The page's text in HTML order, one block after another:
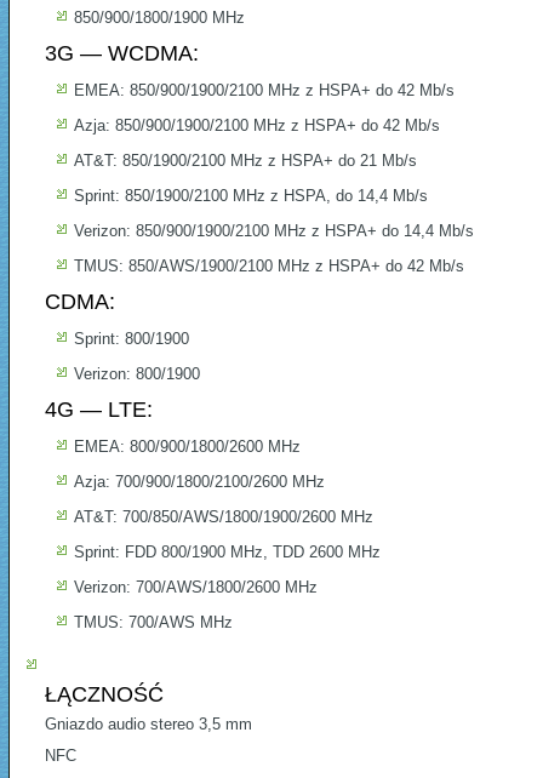
850/900/1800/1900 MHz
3G — WCDMA:
EMEA: 850/900/1900/2100 MHz z HSPA+ do 42 Mb/s
Azja: 850/900/1900/2100 MHz z HSPA+ do 42 Mb/s
AT&T: 850/1900/2100 MHz z HSPA+ do 21 Mb/s
Sprint: 850/1900/2100 MHz z HSPA, do 14,4 Mb/s
Verizon: 850/900/1900/2100 MHz z HSPA+ do 14,4 Mb/s
TMUS: 850/AWS/1900/2100 MHz z HSPA+ do 42 Mb/s
CDMA:
Sprint: 800/1900
Verizon: 800/1900
4G — LTE:
EMEA: 800/900/1800/2600 MHz
Azja: 700/900/1800/2100/2600 MHz
AT&T: 700/850/AWS/1800/1900/2600 MHz
Sprint: FDD 800/1900 MHz, TDD 2600 MHz
Verizon: 700/AWS/1800/2600 MHz
TMUS: 700/AWS MHz
ŁĄCZNOŚĆ
Gniazdo audio stereo 3,5 mm
NFC